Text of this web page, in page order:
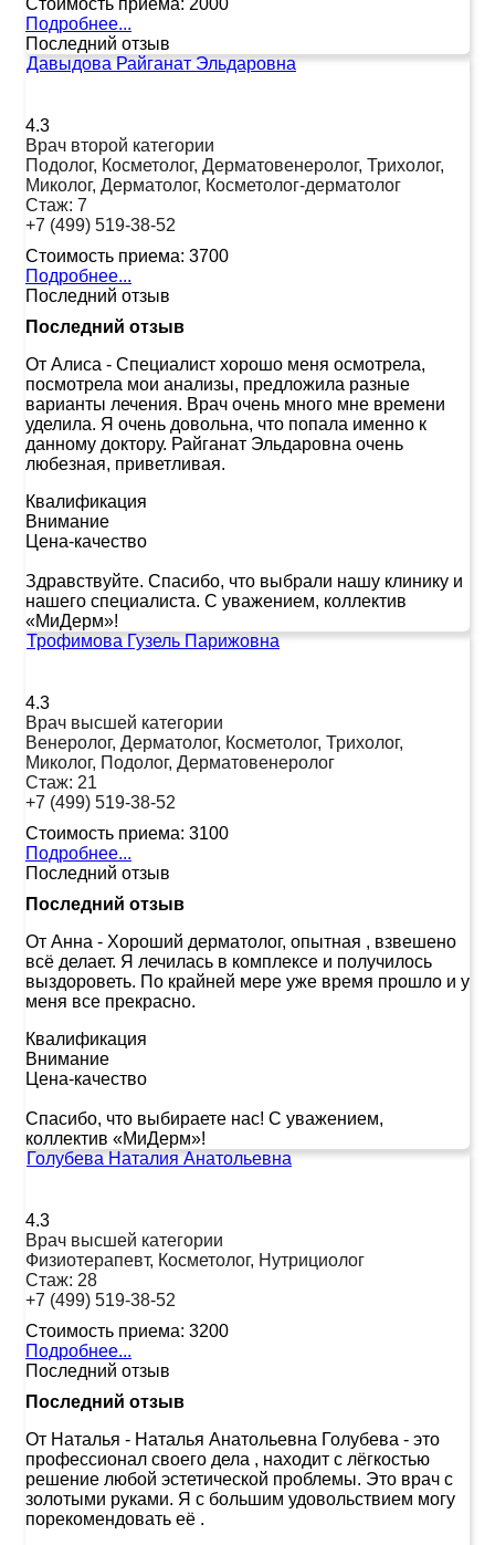
Подробнее...
Последний отзыв
Давыдова Райганат Эльдаровна
4.3
Врач второй категории
Подолог, Косметолог, Дерматовенеролог, Трихолог,
Миколог, Дерматолог, Косметолог-дерматолог
Стаж: 7
+7 (499) 519-38-52
Стоимость приема: 3700
Подробнее...
Последний отзыв
Последний отзыв
От Алиса - Специалист хорошо меня осмотрела,
посмотрела мои анализы, предложила разные
варианты лечения. Врач очень много мне времени
уделила. Я очень довольна, что попала именно к
данному доктору. Райганат Эльдаровна очень
любезная, приветливая.
Квалификация
Внимание
Цена-качество
Здравствуйте. Спасибо, что выбрали нашу клинику и
нашего специалиста. С уважением, коллектив
«МиДерм»!
Трофимова Гузель Парижовна
4.3
Врач высшей категории
Венеролог, Дерматолог, Косметолог, Трихолог,
Миколог, Подолог, Дерматовенеролог
Стаж: 21
+7 (499) 519-38-52
Стоимость приема: 3100
Подробнее...
Последний отзыв
Последний отзыв
От Анна - Хороший дерматолог, опытная , взвешено
всё делает. Я лечилась в комплексе и получилось
выздороветь. По крайней мере уже время прошло и у
меня все прекрасно.
Квалификация
Внимание
Цена-качество
Спасибо, что выбираете нас! С уважением,
коллектив «МиДерм»!
Голубева Наталия Анатольевна
4.3
Врач высшей категории
Физиотерапевт, Косметолог, Нутрициолог
Стаж: 28
+7 (499) 519-38-52
Стоимость приема: 3200
Подробнее...
Последний отзыв
Последний отзыв
От Наталья - Наталья Анатольевна Голубева - это
профессионал своего дела , находит с лёгкостью
решение любой эстетической проблемы. Это врач с
золотыми руками. Я с большим удовольствием могу
порекомендовать её .